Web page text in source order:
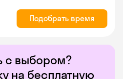
с выбором?
на бесплатную
Подобрать время